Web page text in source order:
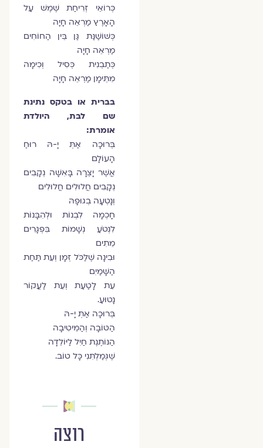
כְּרוֹאֵי זְרִיחַת שֶׁמֶשׁ עַל
הָאָרֶץ מַרְאֵה חָיָה
כְּשׁוֹשַׁנַּת גַּן בֵּין הַחוֹחִים
מַרְאֵה חָיָה
כְּתַבְנִית כְּסִיל וְכִימָה
מִתֵּימָן מַרְאֵה חָיָה
בברית או בטקס נתינת
שם לבת, היולדת
אומרת:
בְּרוּכָה אַתְּ יָ-הּ רוּחַ
הָעוֹלָם
אֲשֶׁר יָצְרָה בָּאִשָּׁה נְקָבִים
נְקָבִים חֲלוּלִים חֲלוּלִים
וְנָטְעָה בְגוּפָהּ
חָכְמָה לִבְנוֹת וּלְהִבָּנוֹת
לִנְטֹעַ נְשָׁמוֹת בִּפְגָרִים
מֵתִים
וּבִינָה שֶׁלַּכֹּל זְמָן וְעֵת תַּחַת
הַשָּׁמַיִם
עֵת לָטַעַת וְעֵת לַעֲקוֹר
נָטוּעַ.
בְּרוּכָה אַתְּ יָ-הּ
הַטּוֹבָה וְהַמֵּיטִיבָה
הַנּוֹתֶנֶת חַיִל לַיּוֹלֵדָה
שֶׁגְּמַלְתִּנִי כָּל טוֹב.
רוצה